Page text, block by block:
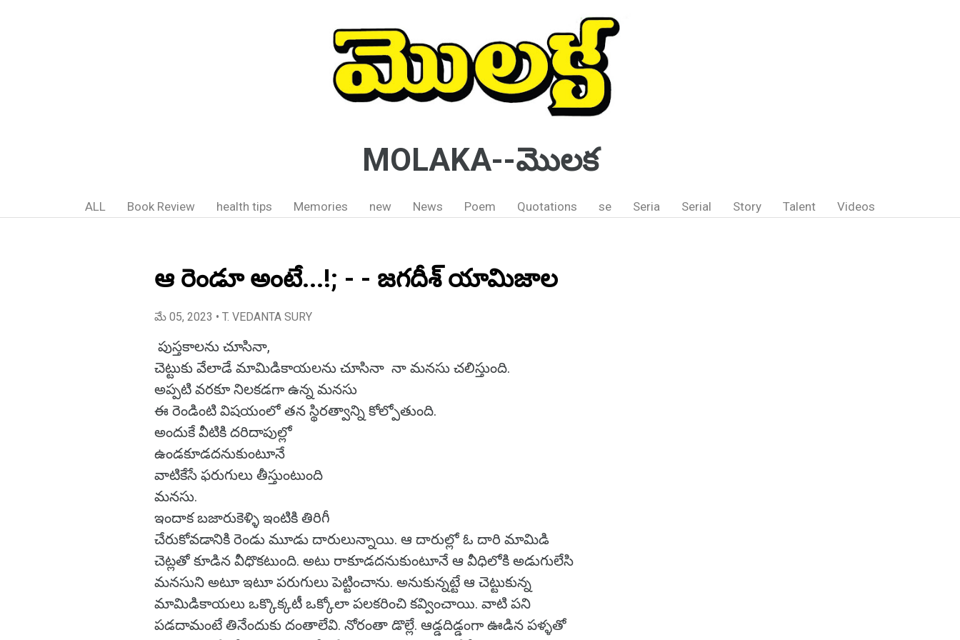
MOLAKA--మొలక
ALL Book Review health tips Memories new News Poem Quotations se Seria Serial Story Talent Videos
ఆ రెండూ అంటే...!; - - జగదీశ్ యామిజాల
మే 05, 2023 • T. VEDANTA SURY
పుస్తకాలను చూసినా,
చెట్టుకు వేలాడే మామిడికాయలను చూసినా నా మనసు చలిస్తుంది.
అప్పటి వరకూ నిలకడగా ఉన్న మనసు
ఈ రెండింటి విషయంలో తన స్థిరత్వాన్ని కోల్పోతుంది.
అందుకే వీటికి దరిదాపుల్లో
ఉండకూడదనుకుంటూనే
వాటికేసే ఫరుగులు తీస్తుంటుంది
మనసు.
ఇందాక బజారుకెళ్ళి ఇంటికి తిరిగీ
చేరుకోవడానికి రెండు మూడు దారులున్నాయి. ఆ దారుల్లో ఓ దారి మామిడి
చెట్లతో కూడిన వీధొకటుంది. అటు రాకూడదనుకుంటూనే ఆ వీధిలోకి అడుగులేసి
మనసుని అటూ ఇటూ పరుగులు పెట్టించాను. అనుకున్నట్టే ఆ చెట్టుకున్న
మామిడికాయలు ఒక్కొక్కటీ ఒక్కోలా పలకరించి కవ్వించాయి. వాటి పని
పడదామంటే తినేందుకు దంతాలేవి. నోరంతా డొల్లే. ఆడ్డదిడ్డంగా ఊడిన పళ్ళతో